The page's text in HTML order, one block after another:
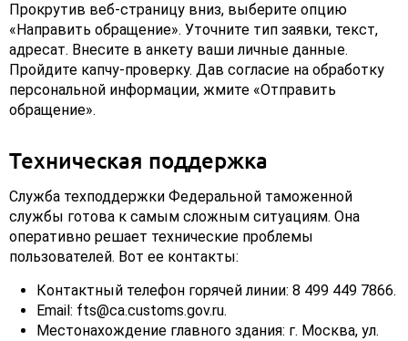
Прокрутив веб-страницу вниз, выберите опцию
«Направить обращение». Уточните тип заявки, текст,
адресат. Внесите в анкету ваши личные данные.
Пройдите капчу-проверку. Дав согласие на обработку
персональной информации, жмите «Отправить
обращение».
Техническая поддержка
Служба техподдержки Федеральной таможенной
службы готова к самым сложным ситуациям. Она
оперативно решает технические проблемы
пользователей. Вот ее контакты:
Контактный телефон горячей линии: 8 499 449 7866.
Email: fts@ca.customs.gov.ru.
Местонахождение главного здания: г. Москва, ул.